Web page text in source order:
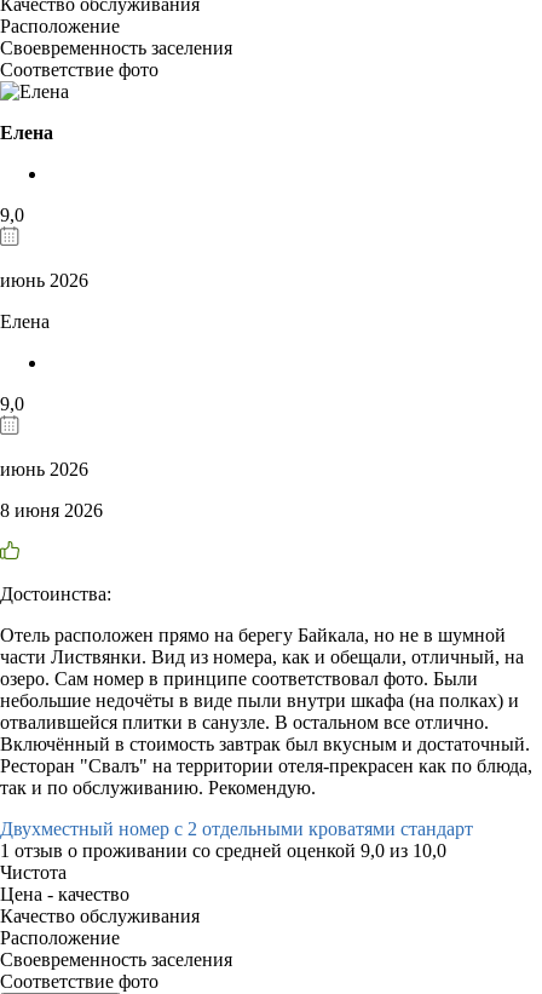
Расположение
Своевременность заселения
Соответствие фото
Елена
9,0
июнь 2026
Елена
9,0
июнь 2026
8 июня 2026
Достоинства:
Отель расположен прямо на берегу Байкала, но не в шумной
части Листвянки. Вид из номера, как и обещали, отличный, на
озеро. Сам номер в принципе соответствовал фото. Были
небольшие недочёты в виде пыли внутри шкафа (на полках) и
отвалившейся плитки в санузле. В остальном все отлично.
Включённый в стоимость завтрак был вкусным и достаточный.
Ресторан "Свалъ" на территории отеля-прекрасен как по блюда,
так и по обслуживанию. Рекомендую.
Двухместный номер с 2 отдельными кроватями стандарт
1 отзыв о проживании со средней оценкой 9,0 из 10,0
Чистота
Цена - качество
Качество обслуживания
Расположение
Своевременность заселения
Соответствие фото